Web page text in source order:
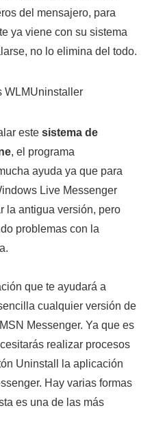
del mensajero, para
ya viene con su sistema
no lo elimina del todo.
este sistema de
, el programa
ayuda ya que para
Live Messenger
la antigua versión, pero
problemas con la
que te ayudará a
cualquier versión de
Messenger. Ya que es
realizar procesos
Uninstall la aplicación
Hay varias formas
es una de las más